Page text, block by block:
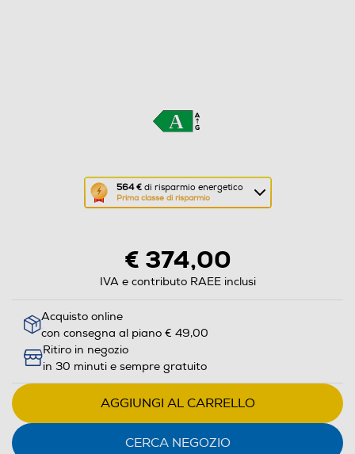
564 €di risparmio energetico
Prima classe di risparmio
Questa
azione
Calcolatore
energetico
di
Youreko.
€ 374,00
IVA e contributo RAEE inclusi
Acquisto online
con consegna al piano € 49,00
Ritiro in negozio
in 30 minuti e sempre gratuito
AGGIUNGI AL CARRELLO
CERCA NEGOZIO